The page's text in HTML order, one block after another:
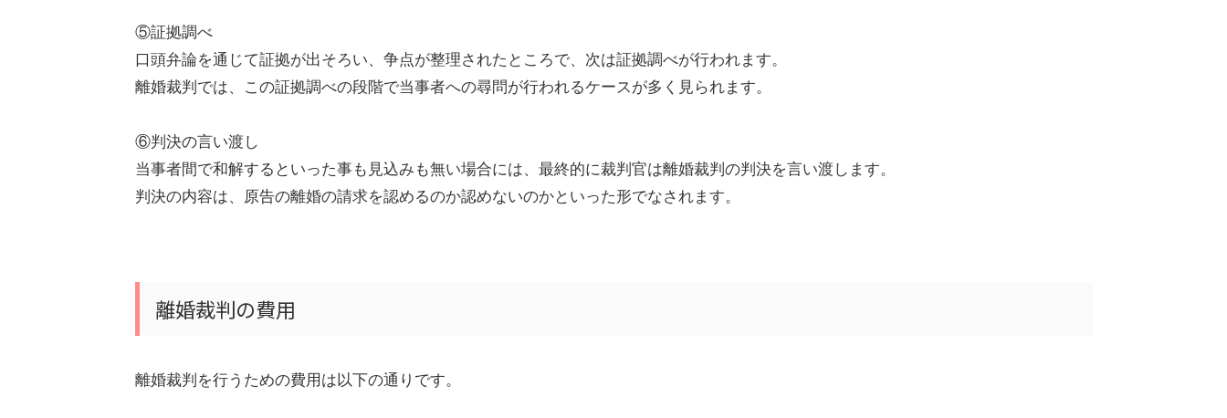
⑤証拠調べ
口頭弁論を通じて証拠が出そろい、争点が整理されたところで、次は証拠調べが行われます。
離婚裁判では、この証拠調べの段階で当事者への尋問が行われるケースが多く見られます。
⑥判決の言い渡し
当事者間で和解するといった事も見込みも無い場合には、最終的に裁判官は離婚裁判の判決を言い渡します。
判決の内容は、原告の離婚の請求を認めるのか認めないのかといった形でなされます。
離婚裁判の費用
離婚裁判を行うための費用は以下の通りです。